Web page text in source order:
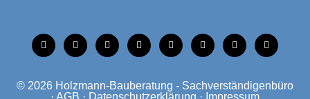
tiktok instagramfacebooklinkedinxing linkedinmobilemail
© 2026 Holzmann-Bauberatung - Sachverständigenbüro